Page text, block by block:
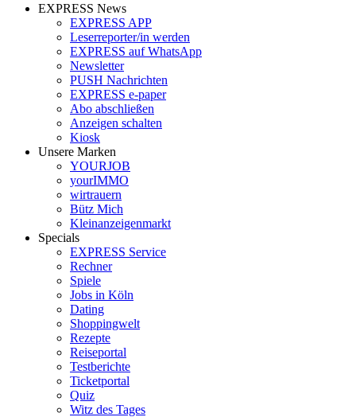
EXPRESS News
EXPRESS APP
Leserreporter/in werden
EXPRESS auf WhatsApp
Newsletter
PUSH Nachrichten
EXPRESS e-paper
Abo abschließen
Anzeigen schalten
Kiosk
Unsere Marken
YOURJOB
yourIMMO
wirtrauern
Bütz Mich
Kleinanzeigenmarkt
Specials
EXPRESS Service
Rechner
Spiele
Jobs in Köln
Dating
Shoppingwelt
Rezepte
Reiseportal
Testberichte
Ticketportal
Quiz
Witz des Tages